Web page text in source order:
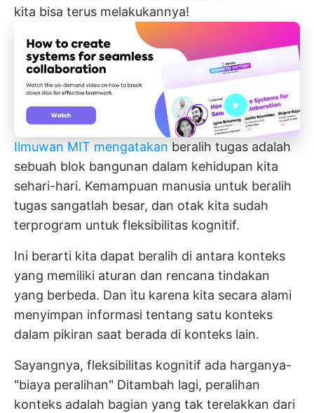
kita bisa terus melakukannya!
Ilmuwan MIT mengatakan beralih tugas adalah
sebuah blok bangunan dalam kehidupan kita
sehari-hari. Kemampuan manusia untuk beralih
tugas sangatlah besar, dan otak kita sudah
terprogram untuk fleksibilitas kognitif.
Ini berarti kita dapat beralih di antara konteks
yang memiliki aturan dan rencana tindakan
yang berbeda. Dan itu karena kita secara alami
menyimpan informasi tentang satu konteks
dalam pikiran saat berada di konteks lain.
Sayangnya, fleksibilitas kognitif ada harganya-
"biaya peralihan" Ditambah lagi, peralihan
konteks adalah bagian yang tak terelakkan dari